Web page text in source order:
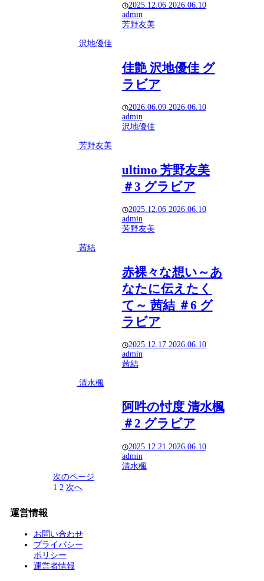
2025.12.06 2026.06.10
admin
芳野友美
沢地優佳
佳艶 沢地優佳 グ
ラビア
2026.06.09 2026.06.10
admin
沢地優佳
芳野友美
ultimo 芳野友美
＃3 グラビア
2025.12.06 2026.06.10
admin
芳野友美
茜結
赤裸々な想い～あ
なたに伝えたく
て～ 茜結 ＃6 グ
ラビア
2025.12.17 2026.06.10
admin
茜結
清水楓
阿吽の忖度 清水楓
＃2 グラビア
2025.12.21 2026.06.10
admin
清水楓
次のページ
1 2 次へ
運営情報
お問い合わせ
プライバシー
ポリシー
運営者情報